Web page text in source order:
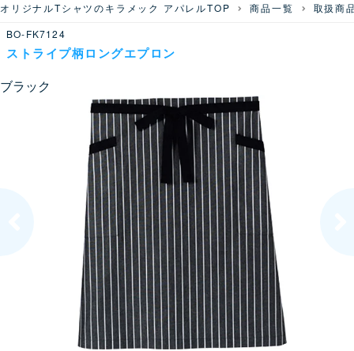
オリジナルTシャツのキラメック アパレルTOP 商品一覧
取扱商
BO-FK7124
ストライプ柄ロングエプロン
ブラック